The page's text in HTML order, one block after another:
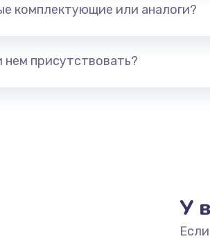
комплектующие или аналоги?
присутствовать?
У